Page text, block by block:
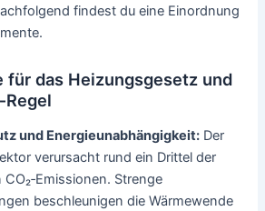
findest du eine Einordnung
für das Heizungsgesetz und
und Energieunabhängigkeit: Der
verursacht rund ein Drittel der
Strenge
beschleunigen die Wärmewende